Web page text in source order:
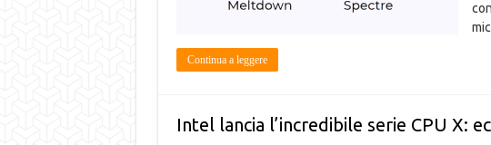
Continua a leggere
Intel lancia l’incredibile serie CPU X: